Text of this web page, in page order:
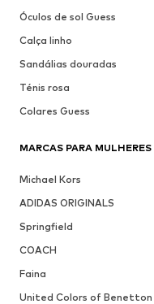
Óculos de sol Guess
Calça linho
Sandálias douradas
Ténis rosa
Colares Guess
MARCAS PARA MULHERES
Michael Kors
ADIDAS ORIGINALS
Springfield
COACH
Faina
United Colors of Benetton